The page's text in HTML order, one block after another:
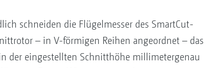
schneiden die Flügelmesser des SmartCut-
– in V-förmigen Reihen angeordnet – das
der eingestellten Schnitthöhe millimetergenau